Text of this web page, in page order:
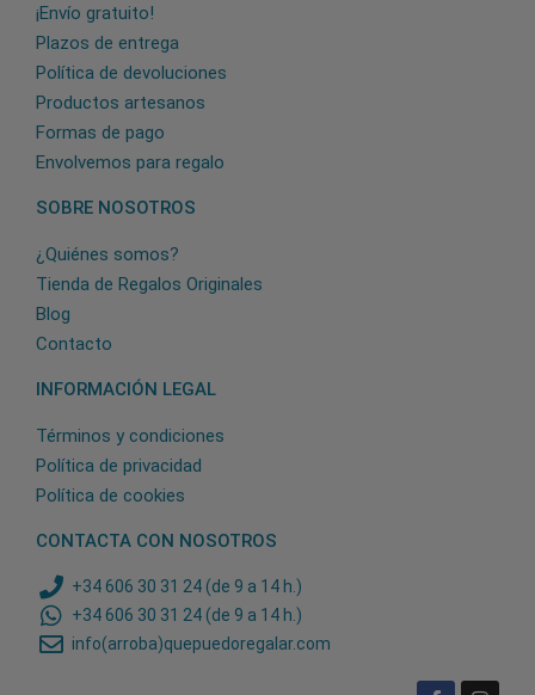
¡Envío gratuito!
Plazos de entrega
Política de devoluciones
Productos artesanos
Formas de pago
Envolvemos para regalo
SOBRE NOSOTROS
¿Quiénes somos?
Tienda de Regalos Originales
Blog
Contacto
INFORMACIÓN LEGAL
Términos y condiciones
Política de privacidad
Política de cookies
CONTACTA CON NOSOTROS
+34 606 30 31 24 (de 9 a 14 h.)
+34 606 30 31 24 (de 9 a 14 h.)
info(arroba)quepuedoregalar.com